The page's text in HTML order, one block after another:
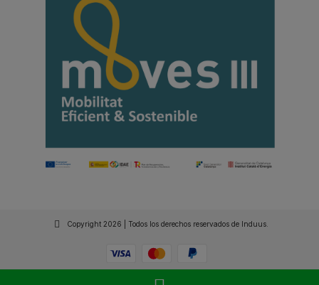
Copyright 2026 | Todos los derechos reservados de Induus.